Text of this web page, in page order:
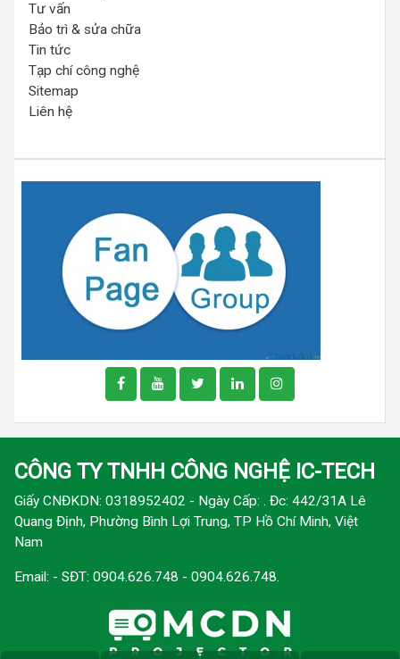
Tư vấn
Bảo trì & sửa chữa
Tin tức
Tạp chí công nghệ
Sitemap
Liên hệ
CÔNG TY TNHH CÔNG NGHỆ IC-TECH
Giấy CNĐKDN: 0318952402 - Ngày Cấp: . Đc: 442/31A Lê
Quang Định, Phường Bình Lợi Trung, TP Hồ Chí Minh, Việt
Nam
Email: - SĐT: 0904.626.748 - 0904.626.748.